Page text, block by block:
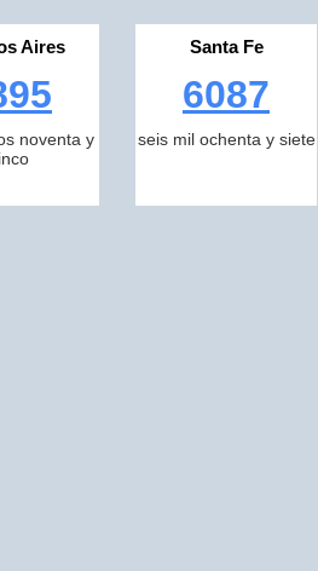
Aires
noventa y
Santa Fe
6087
seis mil ochenta y siete